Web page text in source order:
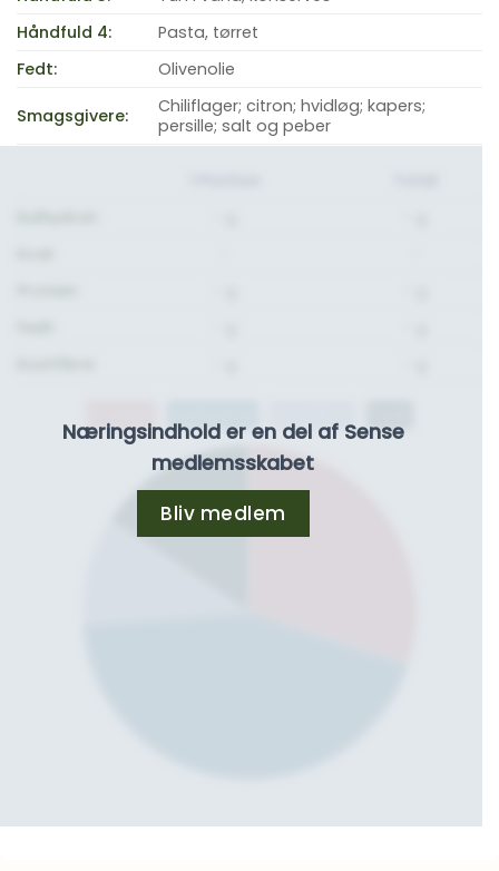
Håndfuld 4:
Pasta, tørret
Fedt:
Olivenolie
Smagsgivere:
Chiliflager; citron; hvidløg; kapers;
persille; salt og peber
Næringsindhold er en del af Sense
medlemsskabet
Bliv medlem